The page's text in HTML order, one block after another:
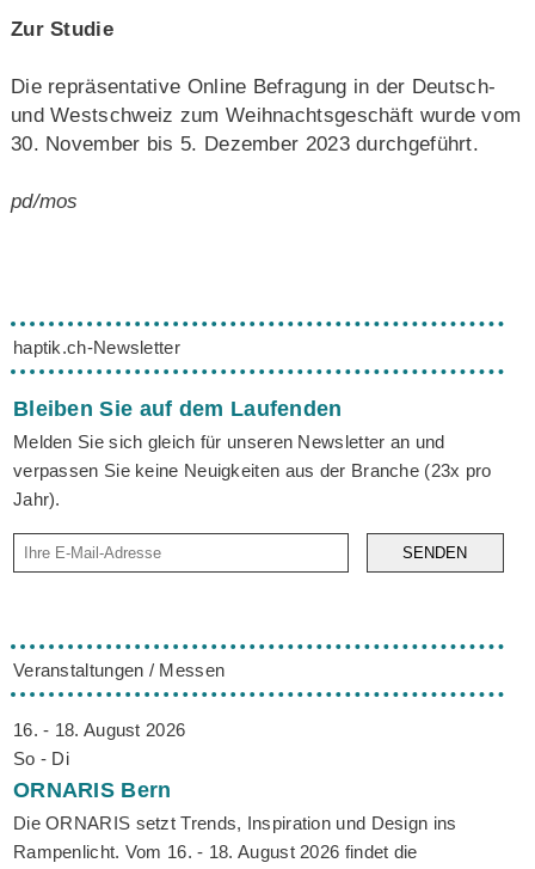
Zur Studie
Die repräsentative Online Befragung in der Deutsch-
und Westschweiz zum Weihnachtsgeschäft wurde vom
30. November bis 5. Dezember 2023 durchgeführt.
pd/mos
haptik.ch-Newsletter
Bleiben Sie auf dem Laufenden
Melden Sie sich gleich für unseren Newsletter an und
verpassen Sie keine Neuigkeiten aus der Branche (23x pro
Jahr).
SENDEN
Veranstaltungen / Messen
16. - 18. August 2026
So - Di
ORNARIS Bern
Die ORNARIS setzt Trends, Inspiration und Design ins
Rampenlicht. Vom 16. - 18. August 2026 findet die